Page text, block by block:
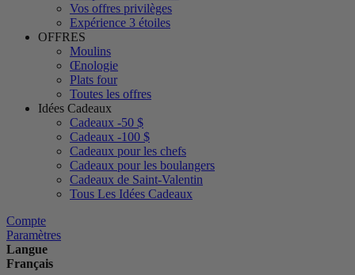
Vos offres privilèges
Expérience 3 étoiles
OFFRES
Moulins
Œnologie
Plats four
Toutes les offres
Idées Cadeaux
Cadeaux -50 $
Cadeaux -100 $
Cadeaux pour les chefs
Cadeaux pour les boulangers
Cadeaux de Saint-Valentin
Tous Les Idées Cadeaux
Compte
Paramètres
Langue
Français